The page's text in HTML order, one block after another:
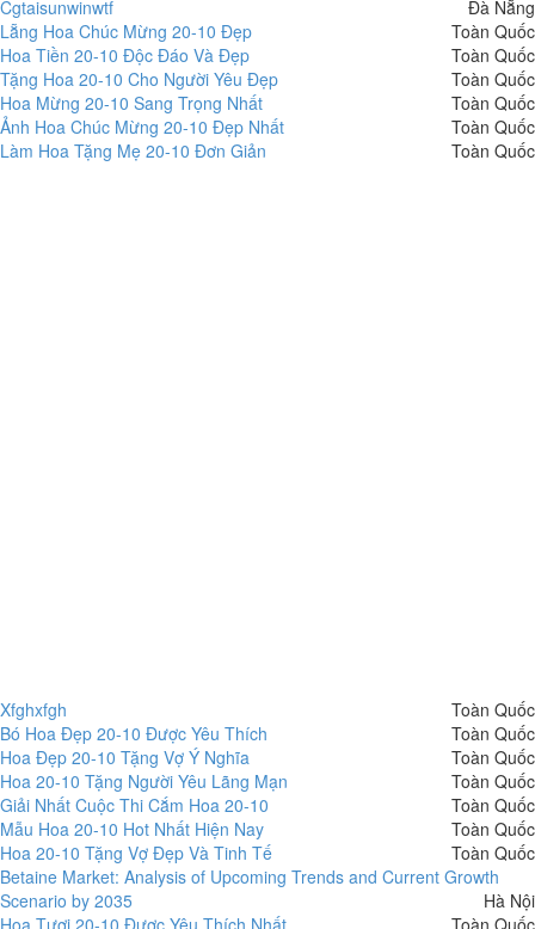
Cgtaisunwinwtf
Đà Nẵng
Lẵng Hoa Chúc Mừng 20-10 Đẹp
Toàn Quốc
Hoa Tiền 20-10 Độc Đáo Và Đẹp
Toàn Quốc
Tặng Hoa 20-10 Cho Người Yêu Đẹp
Toàn Quốc
Hoa Mừng 20-10 Sang Trọng Nhất
Toàn Quốc
Ảnh Hoa Chúc Mừng 20-10 Đẹp Nhất
Toàn Quốc
Làm Hoa Tặng Mẹ 20-10 Đơn Giản
Toàn Quốc
Xfghxfgh
Toàn Quốc
Bó Hoa Đẹp 20-10 Được Yêu Thích
Toàn Quốc
Hoa Đẹp 20-10 Tặng Vợ Ý Nghĩa
Toàn Quốc
Hoa 20-10 Tặng Người Yêu Lãng Mạn
Toàn Quốc
Giải Nhất Cuộc Thi Cắm Hoa 20-10
Toàn Quốc
Mẫu Hoa 20-10 Hot Nhất Hiện Nay
Toàn Quốc
Hoa 20-10 Tặng Vợ Đẹp Và Tinh Tế
Toàn Quốc
Betaine Market: Analysis of Upcoming Trends and Current Growth
Scenario by 2035
Hà Nội
Hoa Tươi 20-10 Được Yêu Thích Nhất
Toàn Quốc